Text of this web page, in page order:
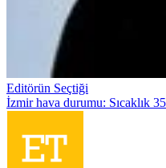
Editörün Seçtiği
İzmir hava durumu: Sıcaklık